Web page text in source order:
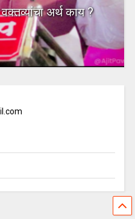
वक्तव्यांचा अर्थ काय ?